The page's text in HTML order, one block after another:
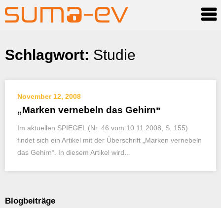
Skip
Schlagwort: Studie
November 12, 2008
„Marken vernebeln das Gehirn“
Im aktuellen SPIEGEL (Nr. 46 vom 10.11.2008, S. 155)
findet sich ein Artikel mit der Überschrift „Marken vernebeln
das Gehirn“. In diesem Artikel wird…
Blogbeiträge